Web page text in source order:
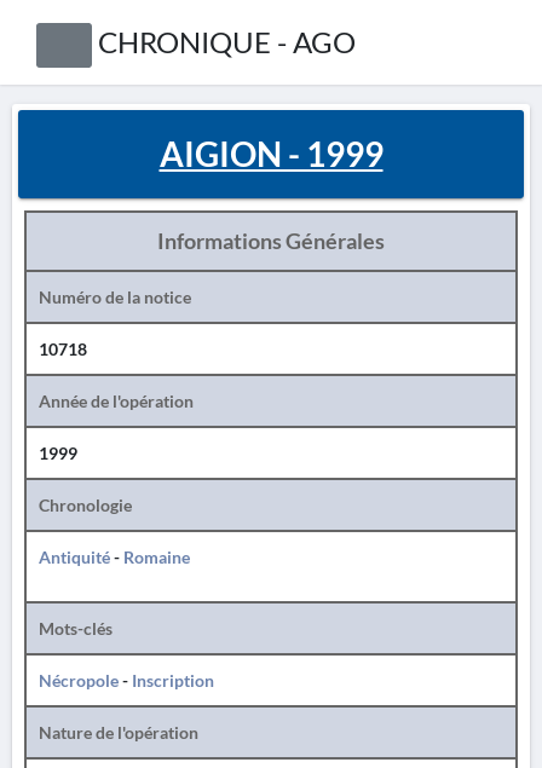
CHRONIQUE - AGO
AIGION - 1999
Informations Générales
Numéro de la notice
10718
Année de l'opération
1999
Chronologie
Antiquité- Romaine
Mots-clés
Nécropole- Inscription
Nature de l'opération